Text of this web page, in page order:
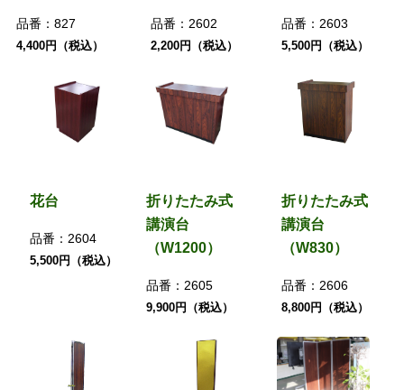
品番： 827
4,400円（税込）
品番：2602
2,200円（税込）
品番：2603
5,500円（税込）
花台
品番： 2604
5,500円（税込）
折りたたみ式
講演台
（W1200）
品番：2605
9,900円（税込）
折りたたみ式
講演台
（W830）
品番：2606
8,800円（税込）